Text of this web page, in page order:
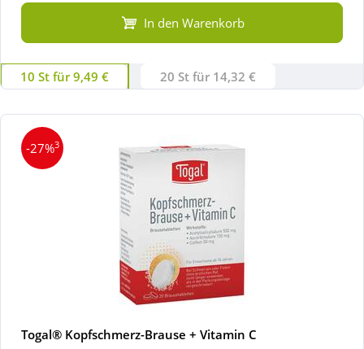
In den Warenkorb
10 St für 9,49 € 20 St für 14,32 €
-27%3
Togal® Kopfschmerz-Brause + Vitamin C